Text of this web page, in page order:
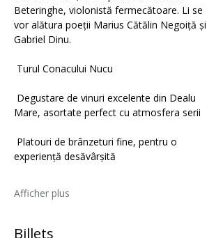
Beteringhe, violonistă fermecătoare. Li se
vor alătura poeții Marius Cătălin Negoiță și
Gabriel Dinu.
Turul Conacului Nucu
Mare, asortate perfect cu atmosfera serii
experiență desăvârșită
Afficher plus
Billets